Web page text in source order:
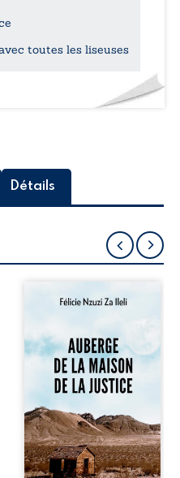
toutes les liseuses
Détails
Auberge de la
récit-témoignage
consacré au
parcours
exemplaire de
Mbala Zi Nkuaku
Lema Félix.
Magistrat intègre,
fervent défenseur
des droits
humains et de